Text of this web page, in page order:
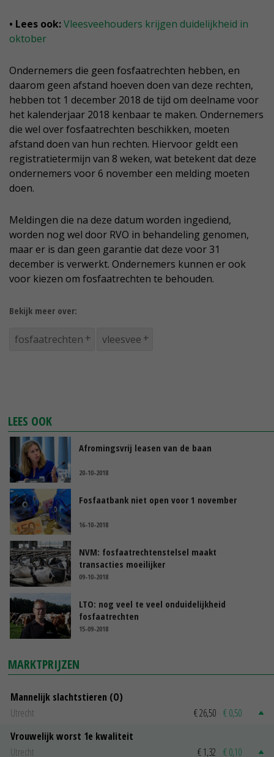
• Lees ook:Vleesveehouders krijgen duidelijkheid in
oktober
Ondernemers die geen fosfaatrechten hebben, en
daarom geen afstand hoeven doen van deze rechten,
hebben tot 1 december 2018 de tijd om deelname voor
het kalenderjaar 2018 kenbaar te maken. Ondernemers
die wel over fosfaatrechten beschikken, moeten
afstand doen van hun rechten. Hiervoor geldt een
registratietermijn van 8 weken, wat betekent dat deze
ondernemers voor 6 november een melding moeten
doen.
Meldingen die na deze datum worden ingediend,
worden nog wel door RVO in behandeling genomen,
maar er is dan geen garantie dat deze voor 31
december is verwerkt. Ondernemers kunnen er ook
voor kiezen om fosfaatrechten te behouden.
Bekijk meer over:
fosfaatrechten vleesvee
LEES OOK
Afromingsvrij leasen van de baan
20-10-2018
Fosfaatbank niet open voor 1 november
16-10-2018
NVM: fosfaatrechtenstelsel maakt
transacties moeilijker
09-10-2018
LTO: nog veel te veel onduidelijkheid
fosfaatrechten
15-09-2018
MARKTPRIJZEN
Mannelijk slachtstieren (O)
Utrecht
€ 26,50 € 0,50
Vrouwelijk worst 1e kwaliteit
Utrecht
€ 1,32 € 0,10